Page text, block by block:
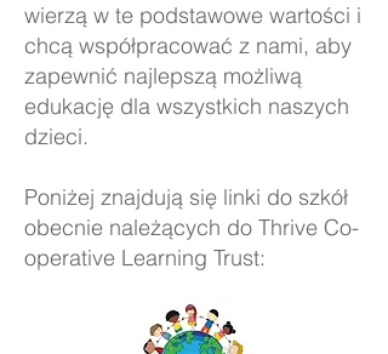
wierzą w te podstawowe wartości i
chcą współpracować z nami, aby
zapewnić najlepszą możliwą
edukację dla wszystkich naszych
dzieci.
Poniżej znajdują się linki do szkół
obecnie należących do Thrive Co-
operative Learning Trust: